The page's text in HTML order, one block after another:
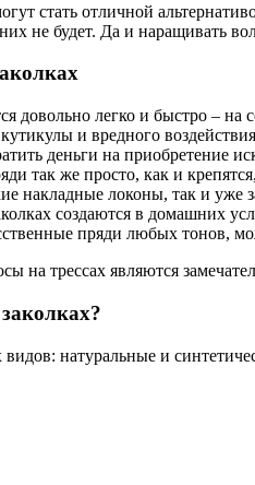
стать отличной
не будет. Да и наращивать
довольно легко и быстро – на
и вредного
деньги на приобретение
так же просто, как и
накладные локоны, так и уже
создаются в домашних
пряди любых тонов,
на трессах являются
натуральные и